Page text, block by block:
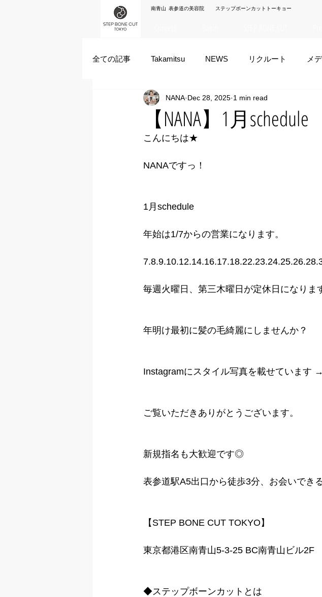
南青山 表参道の美容院 ステップボーンカットトーキョー
全ての記事 Takamitsu NEWS リクルート メ
Akane Kanda HAYATO 夏菜 TAISEI
ズシヒロヤ 竹原拓摩
【NANA】1月schedule
NANA Dec 28, 2025 1 min read
こんにちは★
NANAですっ！
1月schedule
年始は1/7からの営業になります。
毎週火曜日、第三木曜日が定休日になりま
年明け最初に髪の毛綺麗にしませんか？
Instagramにスタイル写真を載せています
ご覧いただきありがとうございます。
新規指名も大歓迎です◎
表参道駅A5出口から徒歩3分、お会いでき
【STEP BONE CUT TOKYO】
東京都港区南青山5-3-25 BC南青山ビル2F
◆ステップボーンカットとは